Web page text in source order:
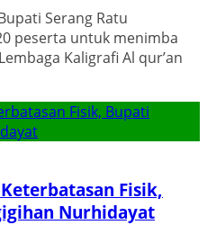
Serang Ratu
peserta untuk menimba
Kaligrafi Al qur’an
Fisik,
Nurhidayat